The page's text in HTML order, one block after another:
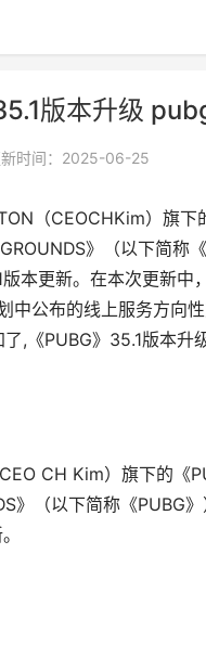
版本升级
时间：2025-06-25
（CEOCHKim）旗下
》（以下简称
本更新。在本次更新中
中公布的线上服务方向
,《PUBG》35.1版本升
CH Kim）旗下的《
》（以下简称《PUBG